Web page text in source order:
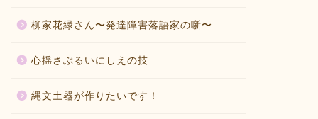
柳家花緑さん〜発達障害落語家の噺〜
心揺さぶるいにしえの技
縄文土器が作りたいです！